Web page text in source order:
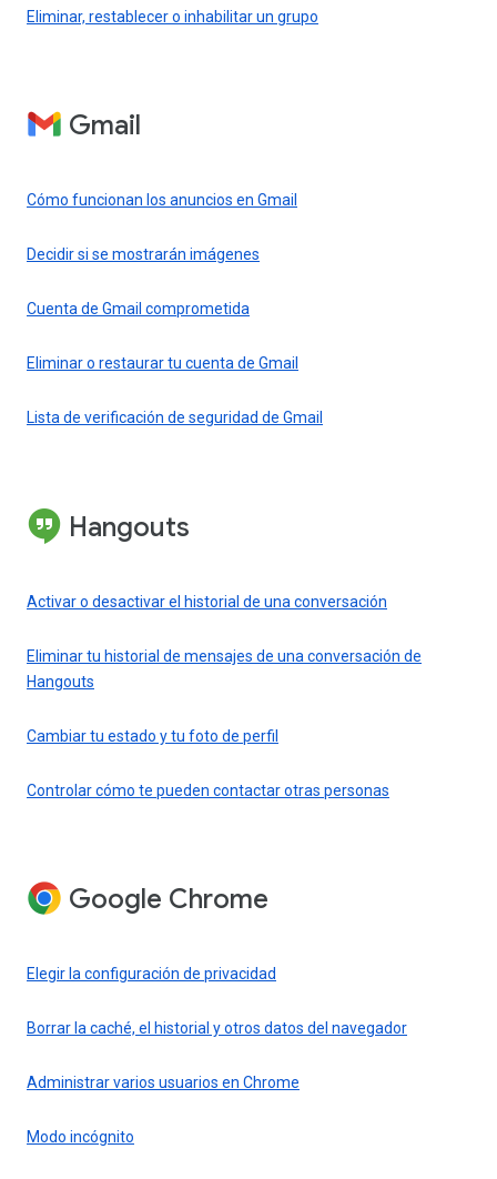
Eliminar, restablecer o inhabilitar un grupo
Gmail
Cómo funcionan los anuncios en Gmail
Decidir si se mostrarán imágenes
Cuenta de Gmail comprometida
Eliminar o restaurar tu cuenta de Gmail
Lista de verificación de seguridad de Gmail
Hangouts
Activar o desactivar el historial de una conversación
Eliminar tu historial de mensajes de una conversación de
Hangouts
Cambiar tu estado y tu foto de perfil
Controlar cómo te pueden contactar otras personas
Google Chrome
Elegir la configuración de privacidad
Borrar la caché, el historial y otros datos del navegador
Administrar varios usuarios en Chrome
Modo incógnito